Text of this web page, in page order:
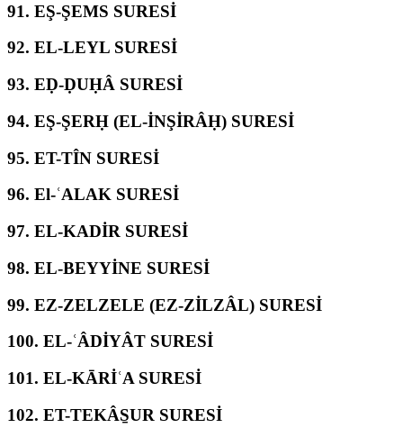
91. EŞ-ŞEMS SURESİ
92. EL-LEYL SURESİ
93. EḌ-ḌUḤÂ SURESİ
94. EŞ-ŞERḤ (EL-İNŞİRÂḤ) SURESİ
95. ET-TÎN SURESİ
96. El-ʿALAK SURESİ
97. EL-KADİR SURESİ
98. EL-BEYYİNE SURESİ
99. EZ-ZELZELE (EZ-ZİLZÂL) SURESİ
100. EL-ʿÂDİYÂT SURESİ
101. EL-KĀRİʿA SURESİ
102. ET-TEKÂS̱UR SURESİ